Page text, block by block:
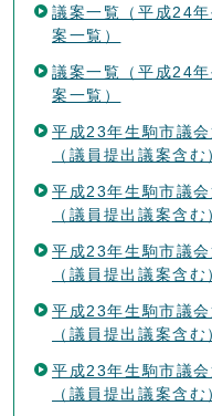
議案一覧（平成24
案一覧）
議案一覧（平成24
案一覧）
平成23年生駒市議
（議員提出議案含む
平成23年生駒市議
（議員提出議案含む
平成23年生駒市議
（議員提出議案含む
平成23年生駒市議
（議員提出議案含む
平成23年生駒市議
（議員提出議案含む